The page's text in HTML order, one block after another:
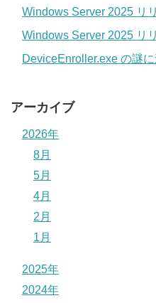
Windows Server 2025 リ
Windows Server 2025 リ
DeviceEnroller.exe の謎
アーカイブ
2026年
8月
5月
4月
2月
1月
2025年
2024年